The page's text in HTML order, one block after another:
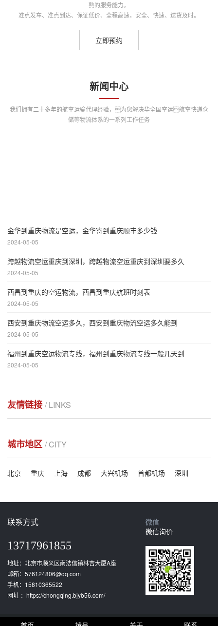
熟的服务能力。
准点发车、准点到达、保证低价、全程高速，安全、快速、送货及时。
立即预约
新闻中心
我们拥有二十多年的航空运输代理经验，为您解决华全国空运航空快递仓
储等物流体系的一系列工作任务
金华到重庆物流是空运，金华寄到重庆顺丰多少钱
2024-05-05
跨越物流空运重庆到深圳，跨越物流空运重庆到深圳要多久
2024-05-05
西昌到重庆的空运物流，西昌到重庆航班时刻表
2024-05-05
西安到重庆物流空运多久，西安到重庆物流空运多久能到
2024-05-05
福州到重庆空运物流专线，福州到重庆物流专线一般几天到
2024-05-05
友情链接 / LINKS
城市地区 / CITY
北京 重庆 上海 成都 大兴机场 首都机场 深圳
联系方式
13717961855
地址：北京市顺义区南法信镇林吉大厦A座
邮箱：576124806@qq.com
手机：15810365522
网址 ：https://chongqing.bjyb56.com/
微信
微信询价